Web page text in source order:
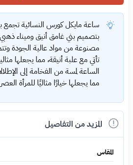
ساعة مايكل كورس النسائية تجمع
مصنوعة من مواد عالية الجودة
تأتي مع علبة أنيقة، مما يجعلها
الساعة لمسة من الفخامة إلى
مما يجعلها خيارًا مثاليًا للمرأة
المزيد من التفاصيل
المقاس